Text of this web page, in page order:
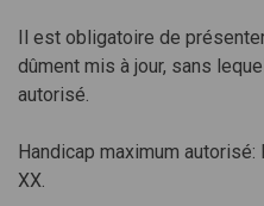
Il est obligatoire de
dûment mis à jour, sans
autorisé.
Handicap maximum
XX.